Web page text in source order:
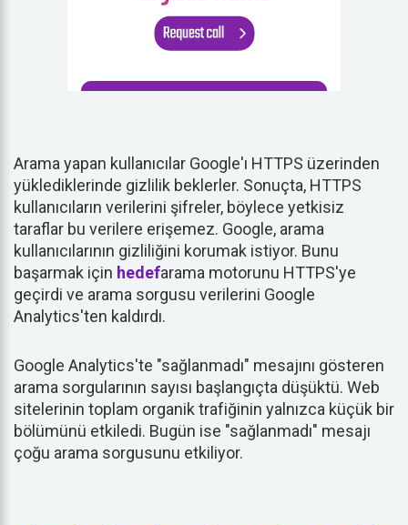
Arama yapan kullanıcılar Google'ı HTTPS üzerinden
yüklediklerinde gizlilik beklerler. Sonuçta, HTTPS
kullanıcıların verilerini şifreler, böylece yetkisiz
taraflar bu verilere erişemez. Google, arama
kullanıcılarının gizliliğini korumak istiyor. Bunu
başarmak için hedefarama motorunu HTTPS'ye
geçirdi ve arama sorgusu verilerini Google
Analytics'ten kaldırdı.
Google Analytics'te "sağlanmadı" mesajını gösteren
arama sorgularının sayısı başlangıçta düşüktü. Web
sitelerinin toplam organik trafiğinin yalnızca küçük bir
bölümünü etkiledi. Bugün ise "sağlanmadı" mesajı
çoğu arama sorgusunu etkiliyor.